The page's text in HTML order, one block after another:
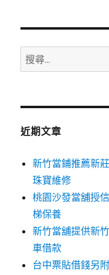
鍵
字:
搜
尋
鍵
近期文章
新竹當鋪推薦新
珠寶維修
桃園沙發當舖授
梯保養
新竹當舖提供新
車借款
台中票貼借錢另